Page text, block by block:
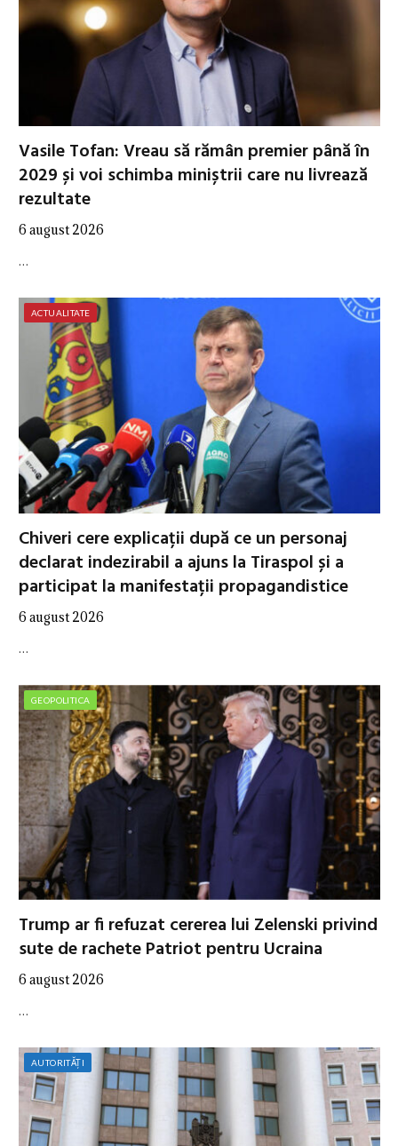
Vasile Tofan: Vreau să rămân premier până în
2029 și voi schimba miniștrii care nu livrează
rezultate
6 august 2026
…
ACTUALITATE
Chiveri cere explicații după ce un personaj
declarat indezirabil a ajuns la Tiraspol și a
participat la manifestații propagandistice
6 august 2026
…
GEOPOLITICA
Trump ar fi refuzat cererea lui Zelenski privind
sute de rachete Patriot pentru Ucraina
6 august 2026
…
AUTORITĂȚI